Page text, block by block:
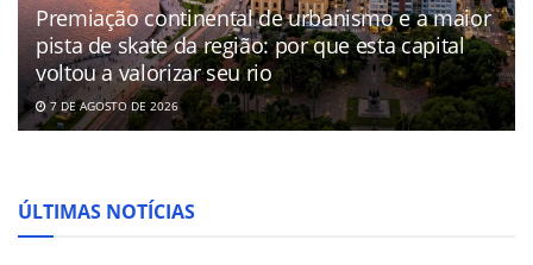
Premiação continental de urbanismo e a maior
pista de skate da região: por que esta capital
voltou a valorizar seu rio
7 DE AGOSTO DE 2026
ÚLTIMAS NOTÍCIAS